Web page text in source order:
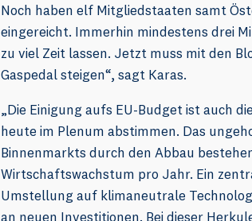
Noch haben elf Mitgliedstaaten samt
eingereicht. Immerhin mindestens drei
zu viel Zeit lassen. Jetzt muss mit den
Gaspedal steigen“, sagt Karas.
„Die Einigung aufs EU-Budget ist auch
heute im Plenum abstimmen. Das
Binnenmarkts durch den Abbau
Wirtschaftswachstum pro Jahr. Ein
Umstellung auf klimaneutrale
an neuen Investitionen. Bei dieser